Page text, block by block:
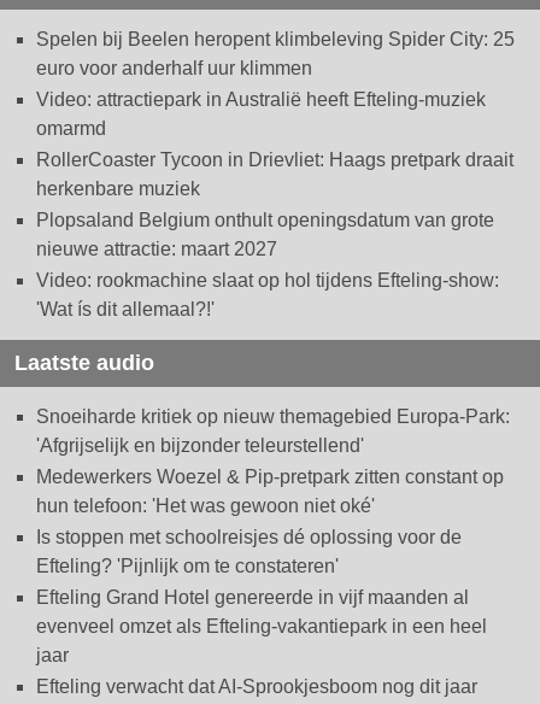
Spelen bij Beelen heropent klimbeleving Spider City: 25
euro voor anderhalf uur klimmen
Video: attractiepark in Australië heeft Efteling-muziek
omarmd
RollerCoaster Tycoon in Drievliet: Haags pretpark draait
herkenbare muziek
Plopsaland Belgium onthult openingsdatum van grote
nieuwe attractie: maart 2027
Video: rookmachine slaat op hol tijdens Efteling-show:
'Wat ís dit allemaal?!'
Laatste audio
Snoeiharde kritiek op nieuw themagebied Europa-Park:
'Afgrijselijk en bijzonder teleurstellend'
Medewerkers Woezel & Pip-pretpark zitten constant op
hun telefoon: 'Het was gewoon niet oké'
Is stoppen met schoolreisjes dé oplossing voor de
Efteling? 'Pijnlijk om te constateren'
Efteling Grand Hotel genereerde in vijf maanden al
evenveel omzet als Efteling-vakantiepark in een heel
jaar
Efteling verwacht dat AI-Sprookjesboom nog dit jaar